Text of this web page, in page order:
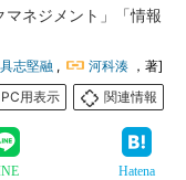
マネジメント」「情報
具志堅融 , 河科湊 ，著]
PC用表示
関連情報
Hatena